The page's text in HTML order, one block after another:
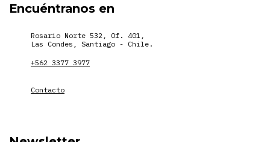
Encuéntranos en
Rosario Norte 532, Of. 401,
Las Condes, Santiago - Chile.
+562 3377 3977
Contacto